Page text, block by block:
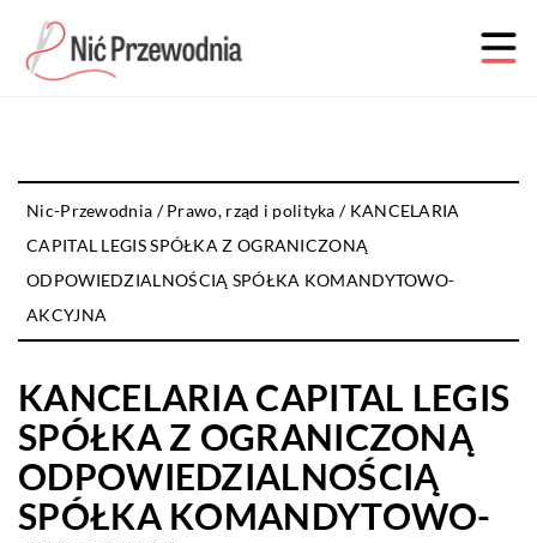
Nic-Przewodnia /Prawo, rząd i polityka / KANCELARIA
CAPITAL LEGIS SPÓŁKA Z OGRANICZONĄ
ODPOWIEDZIALNOŚCIĄ SPÓŁKA KOMANDYTOWO-
AKCYJNA
KANCELARIA CAPITAL LEGIS
SPÓŁKA Z OGRANICZONĄ
ODPOWIEDZIALNOŚCIĄ
SPÓŁKA KOMANDYTOWO-